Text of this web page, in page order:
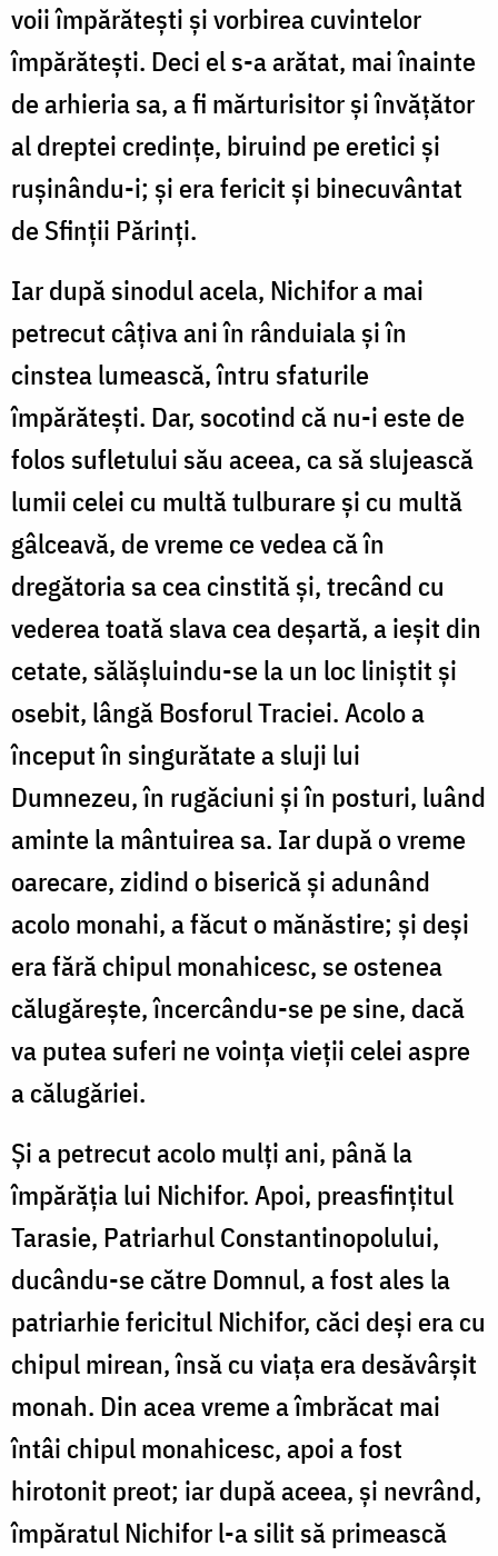
voii împărătești și vorbirea cuvintelor
împărătești. Deci el s-a arătat, mai înainte
de arhieria sa, a fi mărturisitor și învățător
al dreptei credințe, biruind pe eretici și
rușinându-i; și era fericit și binecuvântat
de Sfinții Părinți.
Iar după sinodul acela, Nichifor a mai
petrecut câțiva ani în rânduiala și în
cinstea lumească, întru sfaturile
împărătești. Dar, socotind că nu-i este de
folos sufletului său aceea, ca să slujească
lumii celei cu multă tulburare și cu multă
gâlceavă, de vreme ce vedea că în
dregătoria sa cea cinstită și, trecând cu
vederea toată slava cea deșartă, a ieșit din
cetate, sălășluindu-se la un loc liniștit și
osebit, lângă Bosforul Traciei. Acolo a
început în singurătate a sluji lui
Dumnezeu, în rugăciuni și în posturi, luând
aminte la mântuirea sa. Iar după o vreme
oarecare, zidind o biserică și adunând
acolo monahi, a făcut o mănăstire; și deși
era fără chipul monahicesc, se ostenea
călugărește, încercându-se pe sine, dacă
va putea suferi ne voința vieții celei aspre
a călugăriei.
Și a petrecut acolo mulți ani, până la
împărăția lui Nichifor. Apoi, preasfințitul
Tarasie, Patriarhul Constantinopolului,
ducându-se către Domnul, a fost ales la
patriarhie fericitul Nichifor, căci deși era cu
chipul mirean, însă cu viața era desăvârșit
monah. Din acea vreme a îmbrăcat mai
întâi chipul monahicesc, apoi a fost
hirotonit preot; iar după aceea, și nevrând,
împăratul Nichifor l-a silit să primească